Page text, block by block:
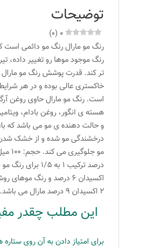
توضیحات
0
(
0
)
رنگ مو مارال رنگ مو دائمی است
رنگ موجود موها رو تغییر داده،
تر کند. قدرت پوشش رنگ مو
خاکستری عالی بوده و در هر
است. رنگ مو مارال حاوی روغن
هسته ی انگور، روغن بادام،
و حالت دهنده ی مو می باشد که
درخشندگی مو شده و از خشک
مو
درصد ترکیب ۱ به ۱/۵
۲ اکسیدان ۹ درصد مارال می باشد.
این مطلب چقدر
برای امتیاز دادن به آن روی